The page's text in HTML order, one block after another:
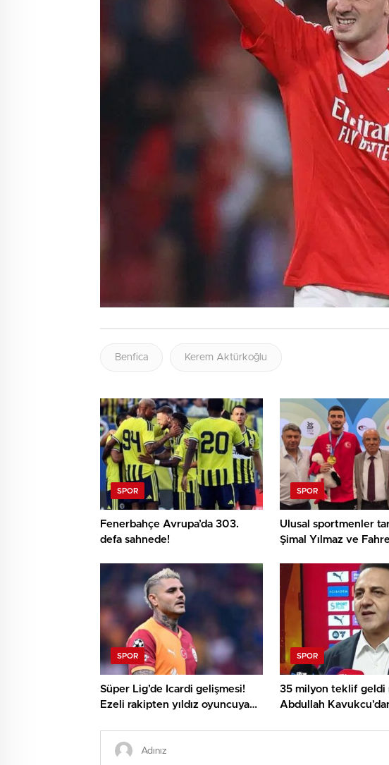
Benfica Kerem Aktürkoğlu
SPOR
Fenerbahçe Avrupa’da 303.
defa sahnede!
SPOR
Ulusal sportmenler
Şimal Yılmaz ve
SPOR
Süper Lig’de Icardi gelişmesi!
Ezeli rakipten yıldız oyuncuya
SPOR
35 milyon teklif geldi
Abdullah